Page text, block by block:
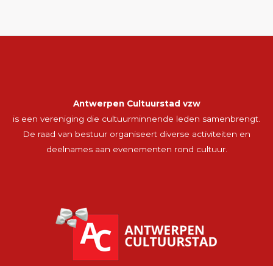
Antwerpen Cultuurstad vzw
is een vereniging die cultuurminnende leden samenbrengt.
De raad van bestuur organiseert diverse activiteiten en
deelnames aan evenementen rond cultuur.